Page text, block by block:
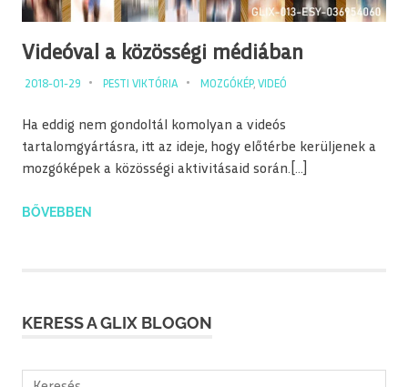
Videóval a közösségi médiában
2018-01-29 PESTI VIKTÓRIA MOZGÓKÉP, VIDEÓ
Ha eddig nem gondoltál komolyan a videós
tartalomgyártásra, itt az ideje, hogy előtérbe kerüljenek a
mozgóképek a közösségi aktivitásaid során.[…]
BŐVEBBEN
KERESS A GLIX BLOGON
Keresés: